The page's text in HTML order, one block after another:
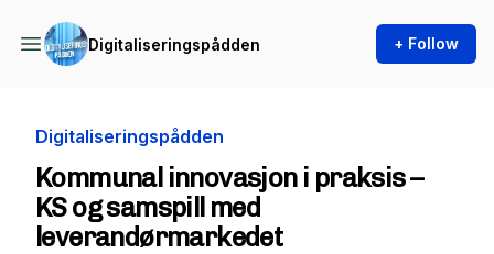
Digitaliseringspådden + Follow
Digitaliseringspådden
Kommunal innovasjon i praksis –
KS og samspill med
leverandørmarkedet